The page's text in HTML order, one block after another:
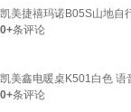
凯美捷禧玛诺B05S山地自
0+条评论
凯美鑫电暖桌K501白色
0+条评论